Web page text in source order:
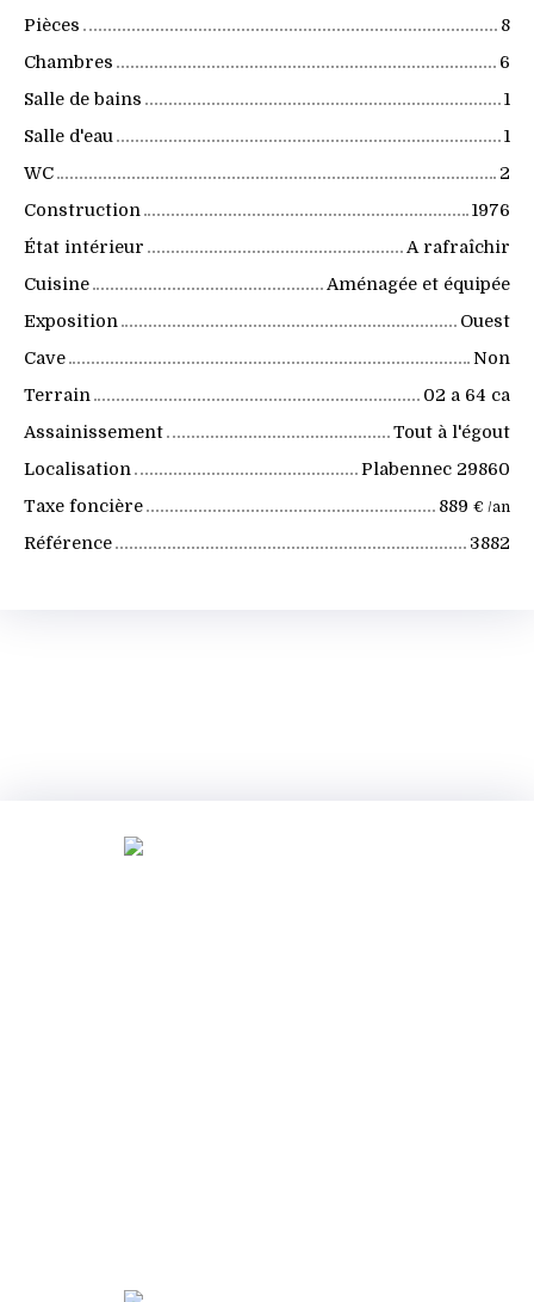
Pièces
8
Chambres
6
Salle de bains
1
Salle d'eau
1
WC
2
Construction
1976
État intérieur
A rafraîchir
Cuisine
Aménagée et équipée
Exposition
Ouest
Cave
Non
Terrain
02 a 64 ca
Assainissement
Tout à l'égout
Localisation
Plabennec 29860
Taxe foncière
889 € /an
Référence 3882